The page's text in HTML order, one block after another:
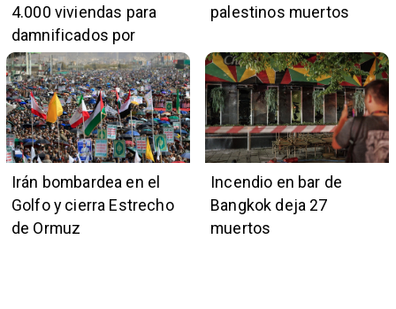
4.000 viviendas para
damnificados por
terremotos
palestinos muertos
Irán bombardea en el
Golfo y cierra Estrecho
de Ormuz
Incendio en bar de
Bangkok deja 27
muertos